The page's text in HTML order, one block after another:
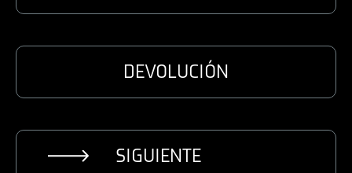
DEVOLUCIÓN
SIGUIENTE